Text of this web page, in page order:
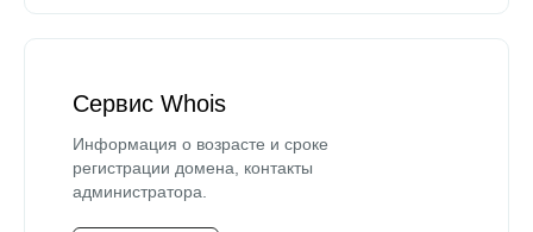
Сервис Whois
Информация о возрасте и сроке
регистрации домена, контакты
администратора.